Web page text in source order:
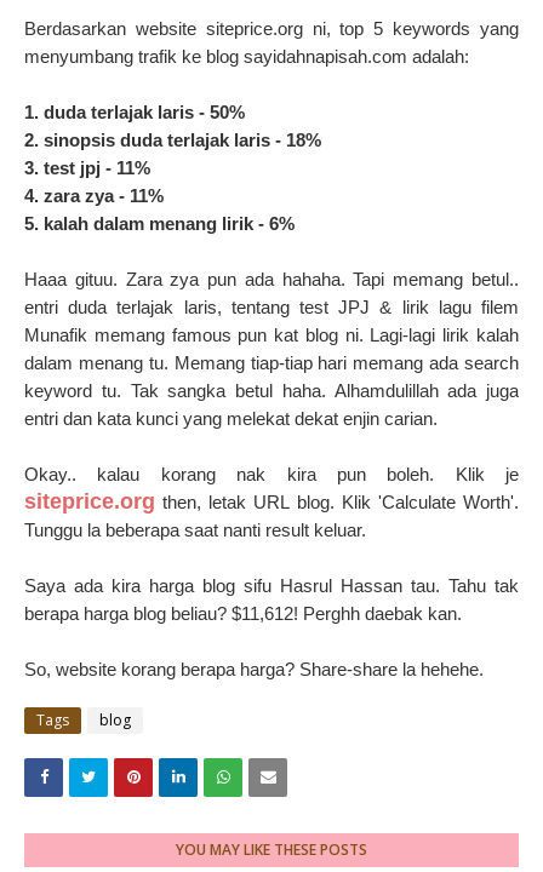
Berdasarkan website siteprice.org ni, top 5 keywords yang
menyumbang trafik ke blog sayidahnapisah.com adalah:
1. duda terlajak laris - 50%
2. sinopsis duda terlajak laris - 18%
3. test jpj - 11%
4. zara zya - 11%
5. kalah dalam menang lirik - 6%
Haaa gituu. Zara zya pun ada hahaha. Tapi memang betul..
entri duda terlajak laris, tentang test JPJ & lirik lagu filem
Munafik memang famous pun kat blog ni. Lagi-lagi lirik kalah
dalam menang tu. Memang tiap-tiap hari memang ada search
keyword tu. Tak sangka betul haha. Alhamdulillah ada juga
entri dan kata kunci yang melekat dekat enjin carian.
Okay.. kalau korang nak kira pun boleh. Klik je
siteprice.org then, letak URL blog. Klik 'Calculate Worth'.
Tunggu la beberapa saat nanti result keluar.
Saya ada kira harga blog sifu Hasrul Hassan tau. Tahu tak
berapa harga blog beliau? $11,612! Perghh daebak kan.
So, website korang berapa harga? Share-share la hehehe.
Tags blog
YOU MAY LIKE THESE POSTS